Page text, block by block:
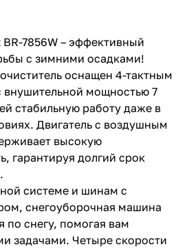
7856W – эффективный
с зимними осадками!
оснащен 4-тактным
внушительной мощностью 7
стабильную работу даже в
Двигатель с воздушным
высокую
гарантируя долгий срок
системе и шинам с
снегоуборочная машина
по снегу, помогая вам
задачами. Четыре скорости
раз в 2